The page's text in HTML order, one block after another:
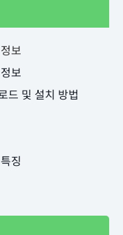
보
보
드 및 설치 방법
징